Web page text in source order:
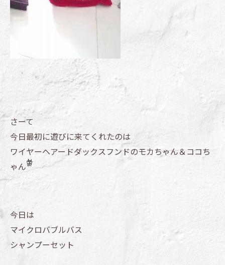
さーて
今日最初に遊びに来てくれたのは
ワイヤーヘアードダックスフンドのモカちゃん＆ココち
ゃん
今日は
マイクロバブルバス
シャンプーセット